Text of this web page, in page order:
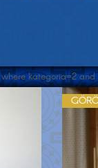
kategoria=2